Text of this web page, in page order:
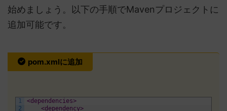
始めましょう。以下の手順でMavenプロジェクトに
追加可能です。
pom.xmlに追加
1
2
<dependencies>
<dependency>